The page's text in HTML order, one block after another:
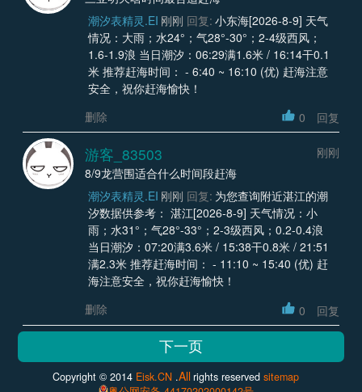
潮汐表精灵.EI 刚刚 回复: 小东海[2026-8-9] 天气
情况：大雨；水24°；气28°-30°；2-4级西风；
1.6-1.9浪 当日潮汐：06:29满1.6米 / 16:14干0.1
米 推荐赶海时间： - 6:40 ~ 16:10 (优) 赶海注意
安全，祝你赶海愉快！
删除
0 回复
游客_83503
刚刚
8/9龙营围适合什么时间段赶海
潮汐表精灵.EI 刚刚 回复: 为您查询附近湛江的潮
汐数据供参考： 湛江[2026-8-9] 天气情况：小
雨；水31°；气28°-33°；2-3级西风；0.2-0.4浪
当日潮汐：07:20满3.6米 / 15:38干0.8米 / 21:51
满2.3米 推荐赶海时间： - 11:10 ~ 15:40 (优) 赶
海注意安全，祝你赶海愉快！
删除
0 回复
Copyright © 2014 Eisk.CN .Allrights reservedsitemap